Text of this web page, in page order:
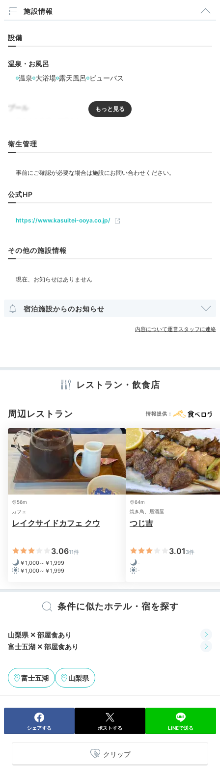
空いていたとのことで、ワンランク上のお部屋に泊めさ
ゃれでした！レイクビューなのも良かったです。
16:00
心休まるひとときを
ね。露天風呂付き客室のお湯は、富士山の天然水を使用
momochan__trip
Dinner
18:00
山梨食材が並ぶ夕食は
部屋食や個室食で
会席料理の例
や、オリジナルのほうとう鍋を含む贅沢会席、牛や豚の
しゃぶしゃぶなど。また甲州名物の鳥もつ煮・馬刺しと
いった別注料理や甲州市のワイン
momochan__trip
施設情報
設備
温泉・お風呂
温泉 大浴場 露天風呂 ビューバス
プール
リラクゼーション
和室
和洋室 洋室 インターネット利用可能
売店・ギフトショップ
冷蔵庫 エアコン スリッパ
セーフティボックス
シャンプー
リンス シャワーキャップ タオル
バスタオル
くし・ブラシ
電子レンジ
電気ポット 食器
※設備・アメニティは、確認が取れている情報を表示しています。
衛生管理
公式HP
https://www.kasuitei-ooya.co.jp/
その他の施設情報
宿泊施設からのお知らせ
内容について運営スタッフに連絡
レストラン・飲食店
周辺レストラン 情報提供：
56m
カフェ
レイクサイドカフェ クウ
3.0611件
￥1,000～￥1,999
￥1,000～￥1,999
64m
焼き鳥、居酒屋
つじ吉
3.01 3件
-
-
条件に似たホテル・宿を探す
山梨県 ✕ 部屋食あり
富士五湖 ✕ 部屋食あり
富士五湖 山梨県
シェアする ポストする LINEで送る
クリップ